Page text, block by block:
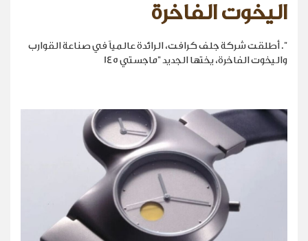
اليخوت الفاخرة
". أطلقت شركة جلف كرافت، الرائدة عالمياً في صناعة القوارب
واليخوت الفاخرة، يختها الجديد "ماجستي 145